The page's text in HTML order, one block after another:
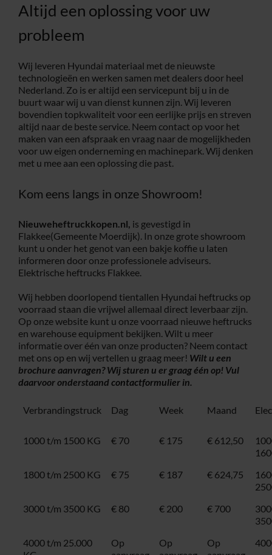
Altijd een oplossing voor uw
probleem
Wij leveren Hyundai materiaal met de nieuwste
technologieën en werken samen met dealers door heel
Nederland. Zo is er altijd een servicepunt bij u in de
buurt waar wij u van dienst kunnen zijn. Wij leveren
bovendien topkwaliteit voor een eerlijke prijs en streven
altijd naar de beste service. Neem contact op voor het
maken van een afspraak en vraag naar de mogelijkheden
voor uw eigen onderneming en machinepark. Wij denken
met u mee aan een oplossing die past.
Kom eens langs in onze Showroom!
Nieuweheftruckkopen.nl, is gevestigd in
Flakkee(Gemeente Moerdijk). In onze grote showroom
kunt u onder het genot van een bakje koffie u laten
informeren door onze professionele adviseurs.
Elektrische heftrucks Flakkee.
Wij hebben doorlopend tientallen Hyundai heftrucks op
voorraad staan die vrijwel allemaal direct leverbaar zijn.
Op onze website kunt u onze voorraad nieuwe heftrucks
en warehouse equipment bekijken. Wilt u meer
informatie over één van onze producten? Neem contact
met ons op en wij vertellen u graag meer! Wilt u een
brochure aanvragen? Wij sturen u er graag één op! Vul
daarvoor onderstaandcontactformulierin.
Verbrandingstruck Dag Week Maand
1000 t/m 1500 KG € 70 € 175 € 612,50
1800 t/m 2500 KG
€ 75 € 187 € 624,75
3000 t/m 3500 KG
€ 80 € 200 € 700
4000 t/m 25.000
Op
Op
Op